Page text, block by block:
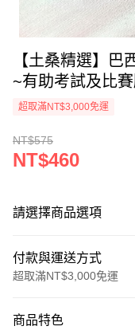
【土桑精選】巴
~有助考試及比賽
超取滿NT$3,000免運
NT$575
NT$460
請選擇商品選項
付款與運送方式
超取滿NT$3,000免運
商品特色